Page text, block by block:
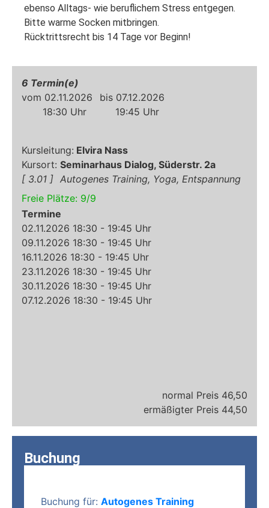
ebenso Alltags- wie beruflichem Stress entgegen.
Bitte warme Socken mitbringen.
Rücktrittsrecht bis 14 Tage vor Beginn!
3.01 Autogenes Training, Yoga, Entspannung
46,50
44,50
Termine
02.11.2026 18:30 - 19:45 Uhr
09.11.2026 18:30 - 19:45 Uhr
16.11.2026 18:30 - 19:45 Uhr
23.11.2026 18:30 - 19:45 Uhr
30.11.2026 18:30 - 19:45 Uhr
07.12.2026 18:30 - 19:45 Uhr
Elvira Nass
02.11.2026
07.12.2026
18:30
19:45
6
Seminarhaus Dialog, Süderstr. 2a
Freie Plätze: 9/9
Buchung
Buchung für: Autogenes Training